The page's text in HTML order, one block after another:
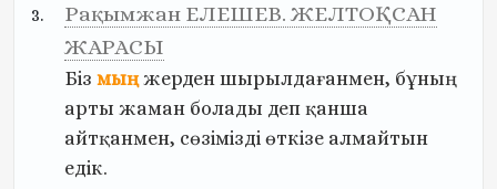
Рақымжан ЕЛЕШЕВ. ЖЕЛТОҚСАН
ЖАРАСЫ
Біз мың жерден шырылдағанмен, бұның
арты жаман болады деп қанша
айтқанмен, сөзімізді өткізе алмайтын
едік.